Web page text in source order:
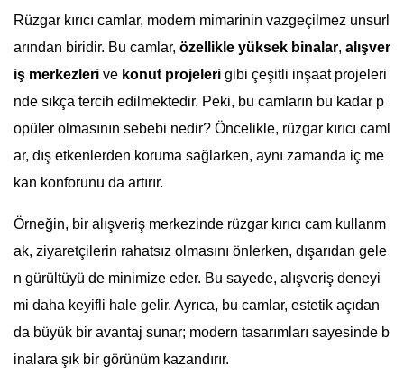
Rüzgar kırıcı camlar, modern mimarinin vazgeçilmez unsurl
arından biridir. Bu camlar, özellikle yüksek binalar, alışver
iş merkezleri ve konut projeleri gibi çeşitli inşaat projeleri
nde sıkça tercih edilmektedir. Peki, bu camların bu kadar p
opüler olmasının sebebi nedir? Öncelikle, rüzgar kırıcı caml
ar, dış etkenlerden koruma sağlarken, aynı zamanda iç me
kan konforunu da artırır.
Örneğin, bir alışveriş merkezinde rüzgar kırıcı cam kullanm
ak, ziyaretçilerin rahatsız olmasını önlerken, dışarıdan gele
n gürültüyü de minimize eder. Bu sayede, alışveriş deneyi
mi daha keyifli hale gelir. Ayrıca, bu camlar, estetik açıdan
da büyük bir avantaj sunar; modern tasarımları sayesinde b
inalara şık bir görünüm kazandırır.